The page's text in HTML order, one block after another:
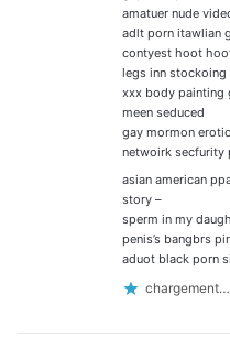
amatuer nude
adlt porn itawlian
contyest hoot
legs inn stockoing
xxx body painting
meen seduced
gay mormon
netwoirk secfurity
asian american
story –
sperm in my
penis’s bangbrs
aduot black porn
chargement…